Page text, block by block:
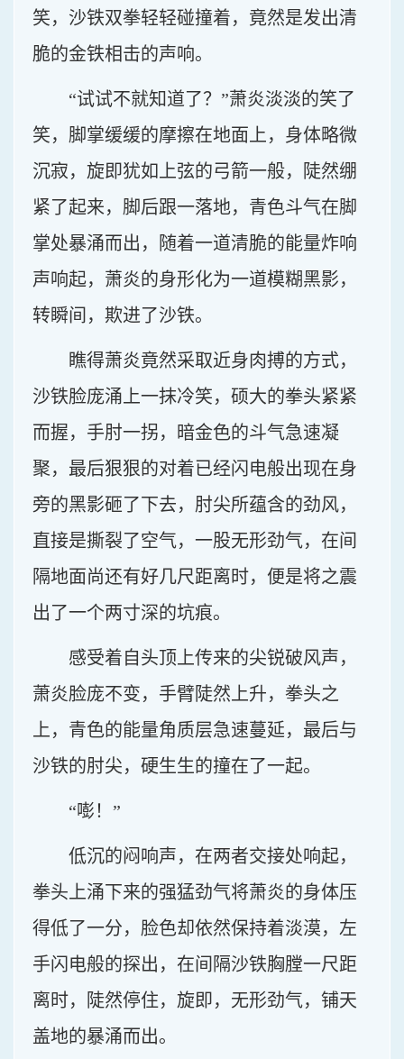
笑，沙铁双拳轻轻碰撞着，竟然是发出清
脆的金铁相击的声响。
“试试不就知道了？”萧炎淡淡的笑了
笑，脚掌缓缓的摩擦在地面上，身体略微
沉寂，旋即犹如上弦的弓箭一般，陡然绷
紧了起来，脚后跟一落地，青色斗气在脚
掌处暴涌而出，随着一道清脆的能量炸响
声响起，萧炎的身形化为一道模糊黑影，
转瞬间，欺进了沙铁。
瞧得萧炎竟然采取近身肉搏的方式，
沙铁脸庞涌上一抹冷笑，硕大的拳头紧紧
而握，手肘一拐，暗金色的斗气急速凝
聚，最后狠狠的对着已经闪电般出现在身
旁的黑影砸了下去，肘尖所蕴含的劲风，
直接是撕裂了空气，一股无形劲气，在间
隔地面尚还有好几尺距离时，便是将之震
出了一个两寸深的坑痕。
感受着自头顶上传来的尖锐破风声，
萧炎脸庞不变，手臂陡然上升，拳头之
上，青色的能量角质层急速蔓延，最后与
沙铁的肘尖，硬生生的撞在了一起。
“嘭！”
低沉的闷响声，在两者交接处响起，
拳头上涌下来的强猛劲气将萧炎的身体压
得低了一分，脸色却依然保持着淡漠，左
手闪电般的探出，在间隔沙铁胸膛一尺距
离时，陡然停住，旋即，无形劲气，铺天
盖地的暴涌而出。